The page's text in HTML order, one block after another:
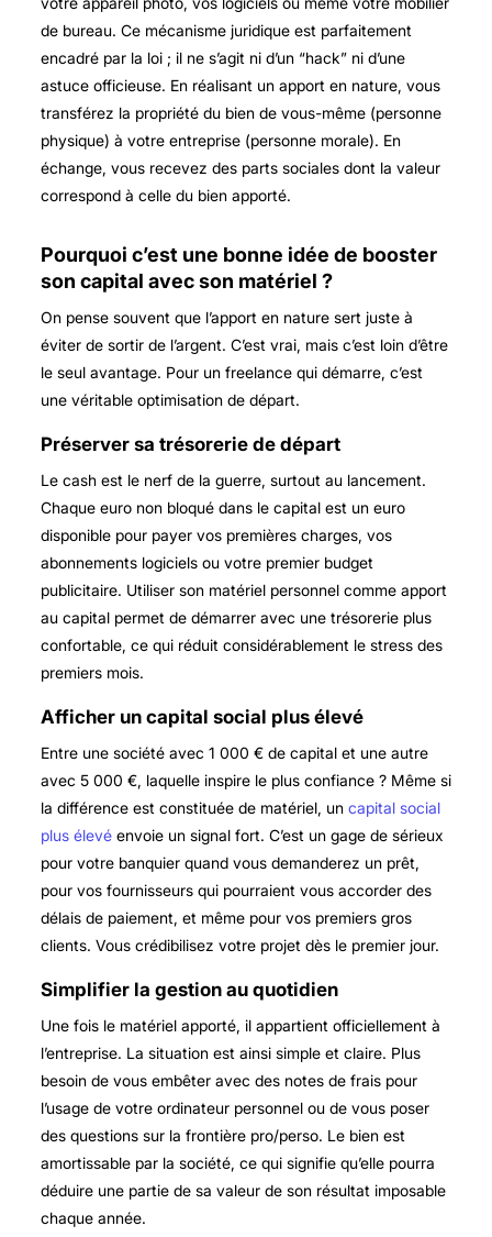
de bureau. Ce mécanisme juridique est parfaitement
encadré par la loi ; il ne s’agit ni d’un “hack” ni d’une
astuce officieuse. En réalisant un apport en nature, vous
transférez la propriété du bien de vous-même (personne
physique) à votre entreprise (personne morale). En
échange, vous recevez des parts sociales dont la valeur
correspond à celle du bien apporté.
Pourquoi c’est une bonne idée de booster
son capital avec son matériel ?
On pense souvent que l’apport en nature sert juste à
éviter de sortir de l’argent. C’est vrai, mais c’est loin d’être
le seul avantage. Pour un freelance qui démarre, c’est
une véritable optimisation de départ.
Préserver sa trésorerie de départ
Le cash est le nerf de la guerre, surtout au lancement.
Chaque euro non bloqué dans le capital est un euro
disponible pour payer vos premières charges, vos
abonnements logiciels ou votre premier budget
publicitaire. Utiliser son matériel personnel comme apport
au capital permet de démarrer avec une trésorerie plus
confortable, ce qui réduit considérablement le stress des
premiers mois.
Afficher un capital social plus élevé
Entre une société avec 1 000 € de capital et une autre
avec 5 000 €, laquelle inspire le plus confiance ? Même si
la différence est constituée de matériel, un capital social
plus élevéenvoie un signal fort. C’est un gage de sérieux
pour votre banquier quand vous demanderez un prêt,
pour vos fournisseurs qui pourraient vous accorder des
délais de paiement, et même pour vos premiers gros
clients. Vous crédibilisez votre projet dès le premier jour.
Simplifier la gestion au quotidien
Une fois le matériel apporté, il appartient officiellement à
l’entreprise. La situation est ainsi simple et claire. Plus
besoin de vous embêter avec des notes de frais pour
l’usage de votre ordinateur personnel ou de vous poser
des questions sur la frontière pro/perso. Le bien est
amortissable par la société, ce qui signifie qu’elle pourra
déduire une partie de sa valeur de son résultat imposable
chaque année.